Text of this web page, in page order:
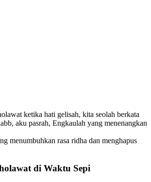
ketika hati gelisah, kita seolah berkata
aku pasrah, Engkaulah yang menenangkan
menumbuhkan rasa ridha dan menghapus
di Waktu Sepi